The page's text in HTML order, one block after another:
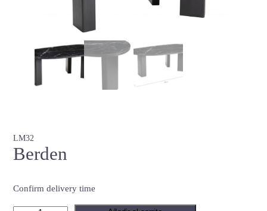
LM32
Berden
Confirm delivery time